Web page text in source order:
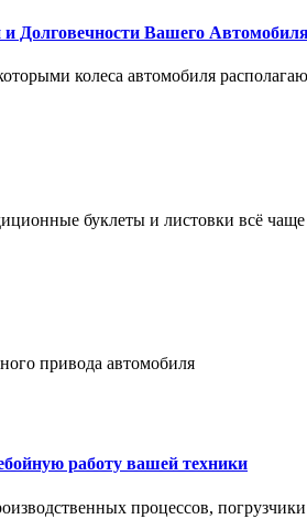
и Долговечности Вашего
колеса автомобиля
буклеты и листовки всё
привода автомобиля
работу вашей техники
процессов,